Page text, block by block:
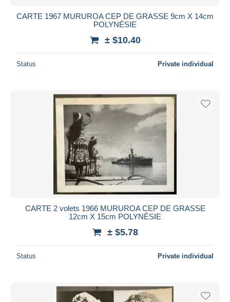
CARTE 1967 MURUROA CEP DE GRASSE 9cm X 14cm
POLYNÉSIE
± $10.40
Status Private individual
CARTE 2 volets 1966 MURUROA CEP DE GRASSE
12cm X 15cm POLYNÉSIE
± $5.78
Status Private individual